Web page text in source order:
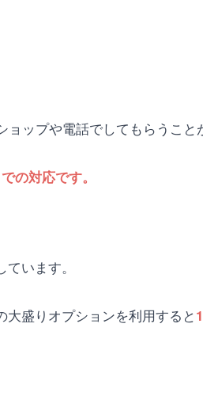
ップや電話でしてもらうこと
の対応です。
います。
大盛りオプションを利用すると